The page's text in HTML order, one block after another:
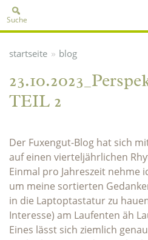
Suche
startseite » blog
TEIL 2
Der Fuxengut-Blog hat sich
auf einen vierteljährlichen
Einmal pro Jahreszeit nehme
um meine sortierten
in die Laptoptastatur zu
Interesse) am Laufenten äh
Eines lässt sich ziemlich